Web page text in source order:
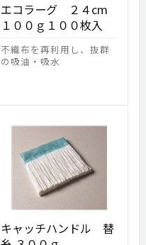
エコラーグ ２４cm
１００ｇ１００枚入
不織布を再利用し、抜群
の吸油・吸水
キャッチハンドル 替